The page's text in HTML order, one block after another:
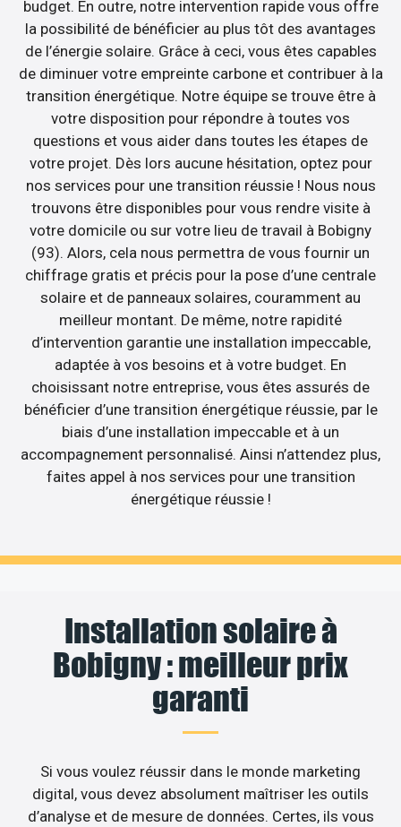
budget. En outre, notre intervention rapide vous offre
la possibilité de bénéficier au plus tôt des avantages
de l’énergie solaire. Grâce à ceci, vous êtes capables
de diminuer votre empreinte carbone et contribuer à la
transition énergétique. Notre équipe se trouve être à
votre disposition pour répondre à toutes vos
questions et vous aider dans toutes les étapes de
votre projet. Dès lors aucune hésitation, optez pour
nos services pour une transition réussie ! Nous nous
trouvons être disponibles pour vous rendre visite à
votre domicile ou sur votre lieu de travail à Bobigny
(93). Alors, cela nous permettra de vous fournir un
chiffrage gratis et précis pour la pose d’une centrale
solaire et de panneaux solaires, couramment au
meilleur montant. De même, notre rapidité
d’intervention garantie une installation impeccable,
adaptée à vos besoins et à votre budget. En
choisissant notre entreprise, vous êtes assurés de
bénéficier d’une transition énergétique réussie, par le
biais d’une installation impeccable et à un
accompagnement personnalisé. Ainsi n’attendez plus,
faites appel à nos services pour une transition
énergétique réussie !
Installation solaire à
Bobigny : meilleur prix
garanti
Si vous voulez réussir dans le monde marketing
digital, vous devez absolument maîtriser les outils
d’analyse et de mesure de données. Certes, ils vous